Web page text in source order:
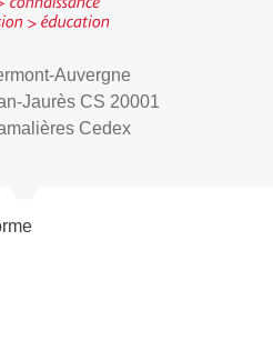
Auvergne
Jaurès CS 20001
Cedex